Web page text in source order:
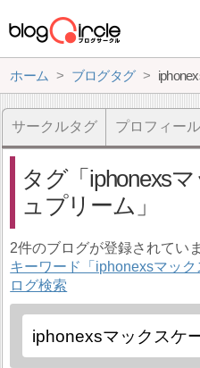
ホーム ブログタグ
サークルタグ プロフィー
タグ
iphonexs
ュプリーム
2件のブログが登録されてい
キーワード「iphonexsマッ
ログ検索